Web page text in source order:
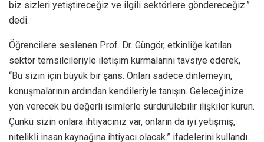
biz sizleri yetiştireceğiz ve ilgili sektörlere göndereceğiz.”
dedi.
Öğrencilere seslenen Prof. Dr. Güngör, etkinliğe katılan
sektör temsilcileriyle iletişim kurmalarını tavsiye ederek,
“Bu sizin için büyük bir şans. Onları sadece dinlemeyin,
konuşmalarının ardından kendileriyle tanışın. Geleceğinize
yön verecek bu değerli isimlerle sürdürülebilir ilişkiler kurun.
Çünkü sizin onlara ihtiyacınız var, onların da iyi yetişmiş,
nitelikli insan kaynağına ihtiyacı olacak.” ifadelerini kullandı.